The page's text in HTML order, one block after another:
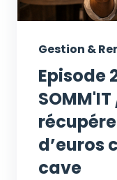
Gestion &
Episode
d’euros
cave